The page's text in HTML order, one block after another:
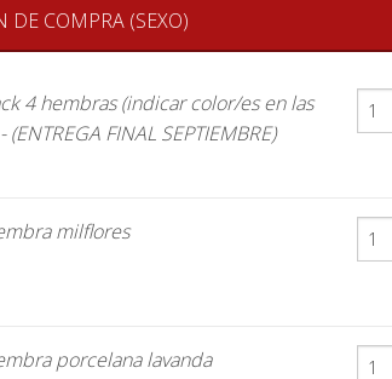
DE COMPRA (SEXO)
4 hembras (indicar color/es en las
FINAL SEPTIEMBRE)
milflores
porcelana lavanda